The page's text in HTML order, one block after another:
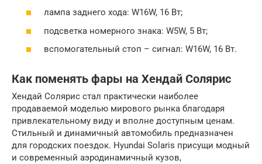
лампа заднего хода: W16W, 16 Вт;
подсветка номерного знака: W5W, 5 Вт;
вспомогательный стоп – сигнал: W16W, 16 Вт.
Как поменять фары на Хендай Солярис
Хендай Солярис стал практически наиболее
продаваемой моделью мирового рынка благодаря
привлекательному виду и вполне доступным ценам.
Стильный и динамичный автомобиль предназначен
для городских поездок. Hyundai Solaris присущи модный
и современный аэродинамичный кузов,